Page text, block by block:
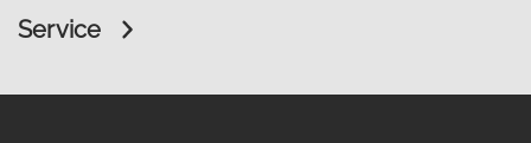
Service